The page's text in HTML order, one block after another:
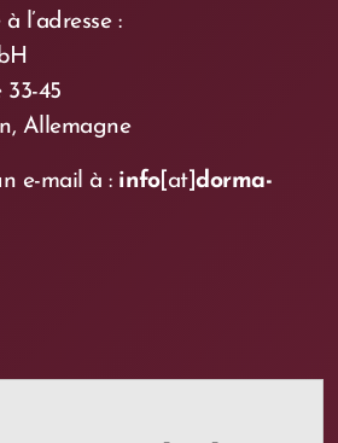
l’adresse :
45
Allemagne
e-mail à : info[at] dorma-